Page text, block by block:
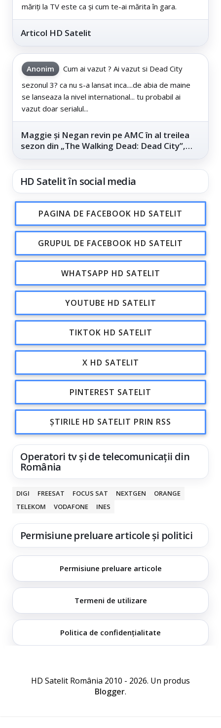
măriți la TV este ca și cum te-ai mărita în gara.
Articol HD Satelit
Anonim
Cum ai vazut ? Ai vazut si Dead City
sezonul 3? ca nu s-a lansat inca....de abia de maine
se lanseaza la nivel international... tu probabil ai
vazut doar serialul...
Maggie și Negan revin pe AMC în al treilea
sezon din „The Walking Dead: Dead City”,
HD Satelit în social media
PAGINA DE FACEBOOK HD SATELIT
GRUPUL DE FACEBOOK HD SATELIT
WHATSAPP HD SATELIT
YOUTUBE HD SATELIT
TIKTOK HD SATELIT
X HD SATELIT
PINTEREST SATELIT
ȘTIRILE HD SATELIT PRIN RSS
Operatori tv și de telecomunicații din
România
DIGI FREESAT FOCUS SAT NEXTGEN
ORANGE
TELEKOM
VODAFONE INES
Permisiune preluare articole și politici
Permisiune preluare articole
Termeni de utilizare
Politica de confidențialitate
HD Satelit România 2010 - 2026. Un produs
Blogger.